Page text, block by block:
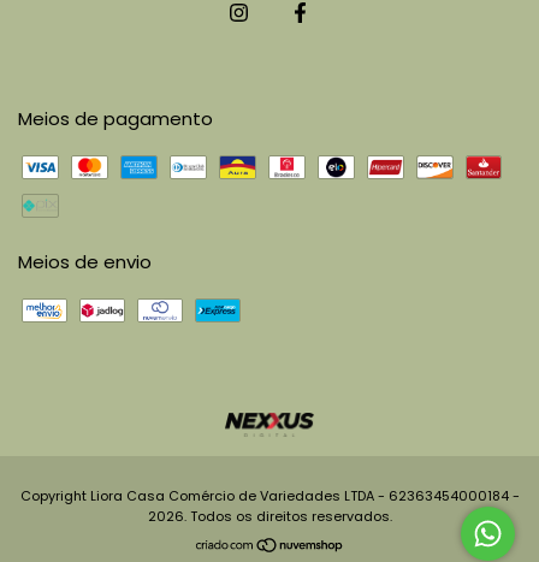
Meios de pagamento
Meios de envio
Copyright Liora Casa Comércio de Variedades LTDA - 62363454000184 -
2026. Todos os direitos reservados.